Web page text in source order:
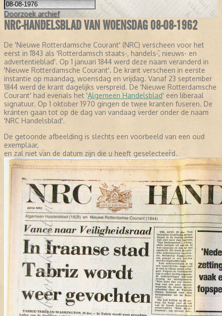
Doorzoek archief
NRC-HANDELSBLAD VAN WOENSDAG 08-08-1962
De 'Nieuwe Rotterdamsche Courant' (NRC) verscheen voor het
eerst in 1843 als 'Rotterdamsch staats-, handels-, nieuws- en
advertentieblad'. Op 1 januari 1844 werd deze naam veranderd in
'Nieuwe Rotterdamsche Courant'. De krant verscheen in eerste
instantie op maandag, woensdag en vrijdag. Vanaf 23 september
1844 werd de krant dagelijks verspreid. De 'Nieuwe Rotterdamsche
Courant' had evenals het 'Algemeen Handelsblad' een liberaal
signatuur. Op 1 oktober 1970 gingen de twee kranten fuseren. De
kranten gaan tot op de dag van vandaag verder onder de naam
'NRC Handelsblad'.
De getoonde afbeelding is slechts een voorbeeld van een oud
exemplaar,
en zal niet van de datum zijn die u heeft geselecteerd.